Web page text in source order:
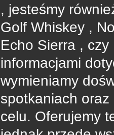
, jesteśmy
Golf Whiskey ,
Echo Sierra ,
informacjami
wymieniamy
spotkaniach
celu. Oferujemy